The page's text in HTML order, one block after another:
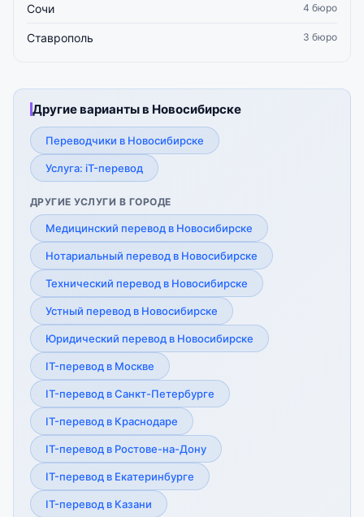
Сочи 4 бюро
Ставрополь 3 бюро
Другие варианты в Новосибирске
Переводчики в Новосибирске
Услуга: iT-перевод
ДРУГИЕ УСЛУГИ В ГОРОДЕ
Медицинский перевод в Новосибирске
Нотариальный перевод в Новосибирске
Технический перевод в Новосибирске
Устный перевод в Новосибирске
Юридический перевод в Новосибирске
IT-перевод в Москве
IT-перевод в Санкт-Петербурге
IT-перевод в Краснодаре
IT-перевод в Ростове-на-Дону
IT-перевод в Екатеринбурге
IT-перевод в Казани